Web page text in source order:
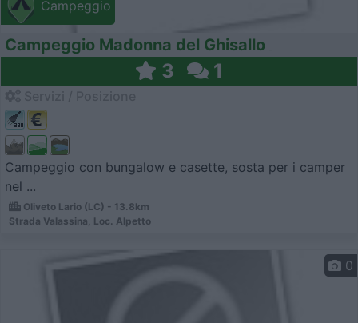
Campeggio
Campeggio Madonna del Ghisallo
3 1
Campeggio con bungalow e casette, sosta per i camper
nel ...
Oliveto Lario (LC) - 13.8km
Strada Valassina, Loc. Alpetto
0